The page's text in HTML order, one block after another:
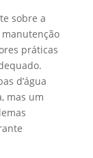
sobre a
práticas
d’água
mas um